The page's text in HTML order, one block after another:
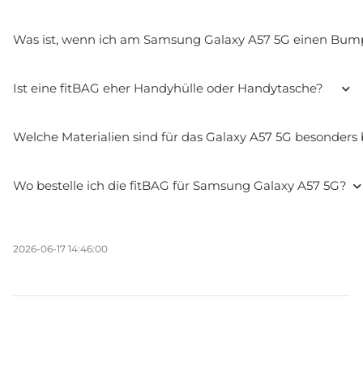
Was ist, wenn ich am Samsung Galaxy A57 5G einen
Ist eine fitBAG eher Handyhülle oder Handytasche?
Welche Materialien sind für das Galaxy A57 5G
Wo bestelle ich die fitBAG für Samsung Galaxy A57 5G?
2026-06-17 14:46:00